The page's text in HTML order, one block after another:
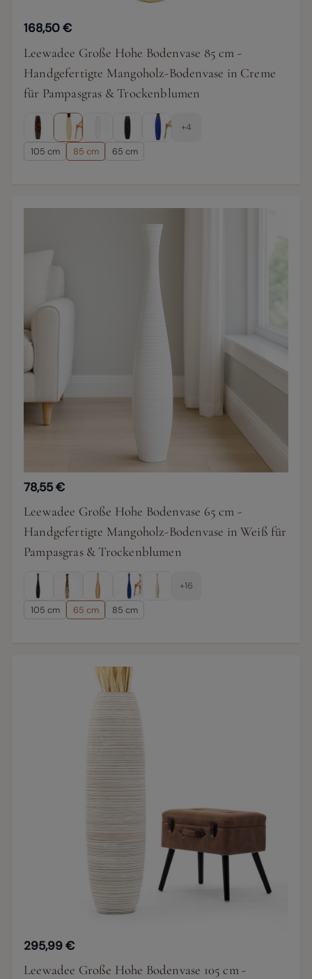
168,50 €
Leewadee Große Hohe Bodenvase 85 cm -
Handgefertigte Mangoholz-Bodenvase in Creme
für Pampasgras & Trockenblumen
+4
105 cm 85 cm 65 cm
78,55 €
Leewadee Große Hohe Bodenvase 65 cm -
Handgefertigte Mangoholz-Bodenvase in Weiß für
Pampasgras & Trockenblumen
+16
105 cm 65 cm 85 cm
295,99 €
Leewadee Große Hohe Bodenvase 105 cm -